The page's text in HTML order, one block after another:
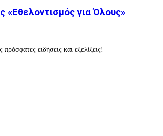
για Όλους»
ειδήσεις και εξελίξεις!